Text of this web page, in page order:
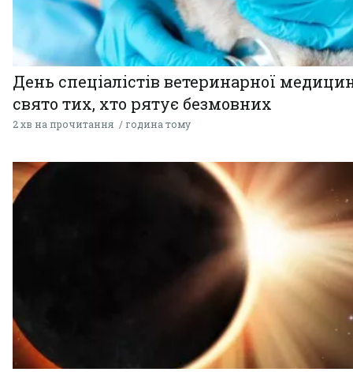
День спеціалістів ветеринарної
свято тих, хто рятує безмовних
2 хв на прочитання година тому